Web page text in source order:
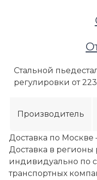
Стальной
регулировки от
Производитель
Доставка по Москве
Доставка в регионы
индивидуально по
транспортных